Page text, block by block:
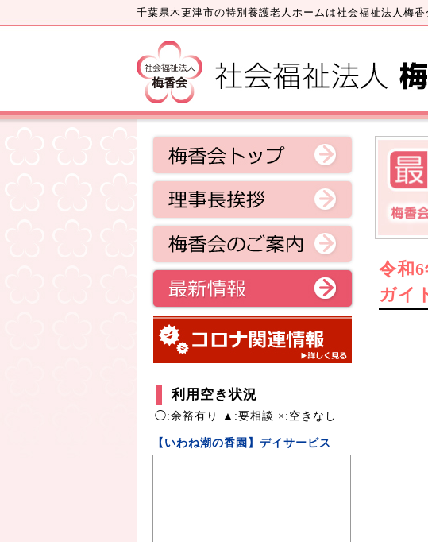
千葉県木更津市の特別養護老人ホームは社会福祉法人梅香
利用空き状況
◯:余裕有り ▲:要相談 ×:空きなし
【いわね潮の香園】デイサービス
令和
ガイ